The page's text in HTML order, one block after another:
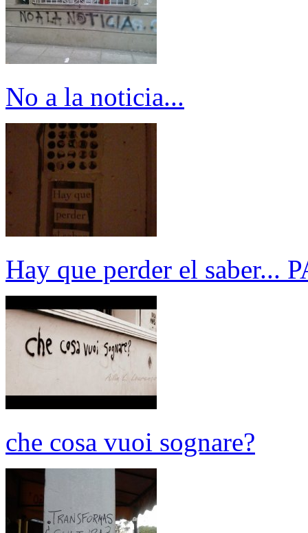
No a la noticia...
Hay que perder el saber...
che cosa vuoi sognare?